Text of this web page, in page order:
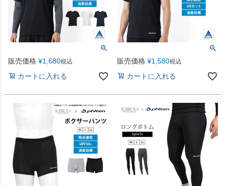
販売価格 ¥1,680税込
カートに入れる
販売価格 ¥1,580税込
カートに入れる